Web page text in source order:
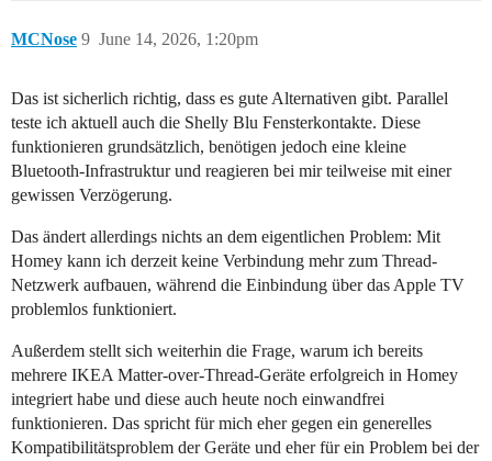
MCNose June 14, 2026, 1:20pm
9
Das ist sicherlich richtig, dass es gute Alternativen gibt. Parallel
teste ich aktuell auch die Shelly Blu Fensterkontakte. Diese
funktionieren grundsätzlich, benötigen jedoch eine kleine
Bluetooth-Infrastruktur und reagieren bei mir teilweise mit einer
gewissen Verzögerung.
Das ändert allerdings nichts an dem eigentlichen Problem: Mit
Homey kann ich derzeit keine Verbindung mehr zum Thread-
Netzwerk aufbauen, während die Einbindung über das Apple TV
problemlos funktioniert.
Außerdem stellt sich weiterhin die Frage, warum ich bereits
mehrere IKEA Matter-over-Thread-Geräte erfolgreich in Homey
integriert habe und diese auch heute noch einwandfrei
funktionieren. Das spricht für mich eher gegen ein generelles
Kompatibilitätsproblem der Geräte und eher für ein Problem bei der